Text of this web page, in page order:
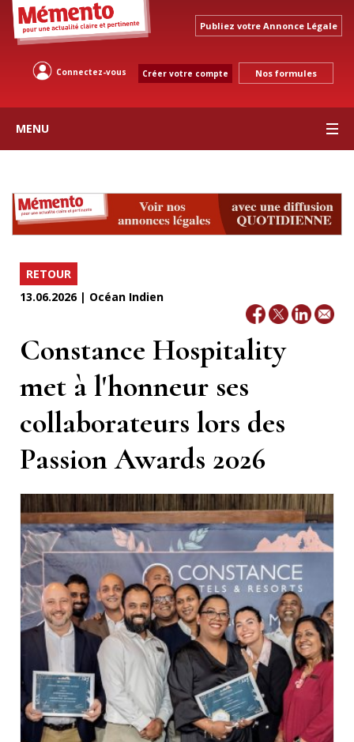
Publiez votre Annonce Légale
Connectez-vous Créer votre compte Nos formules
MENU
RETOUR
13.06.2026 | Océan Indien
Constance Hospitality
met à l'honneur ses
collaborateurs lors des
Passion Awards 2026